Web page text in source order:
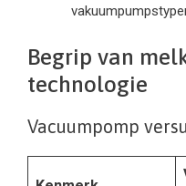
Begrip van
technologie
Vacuumpomp